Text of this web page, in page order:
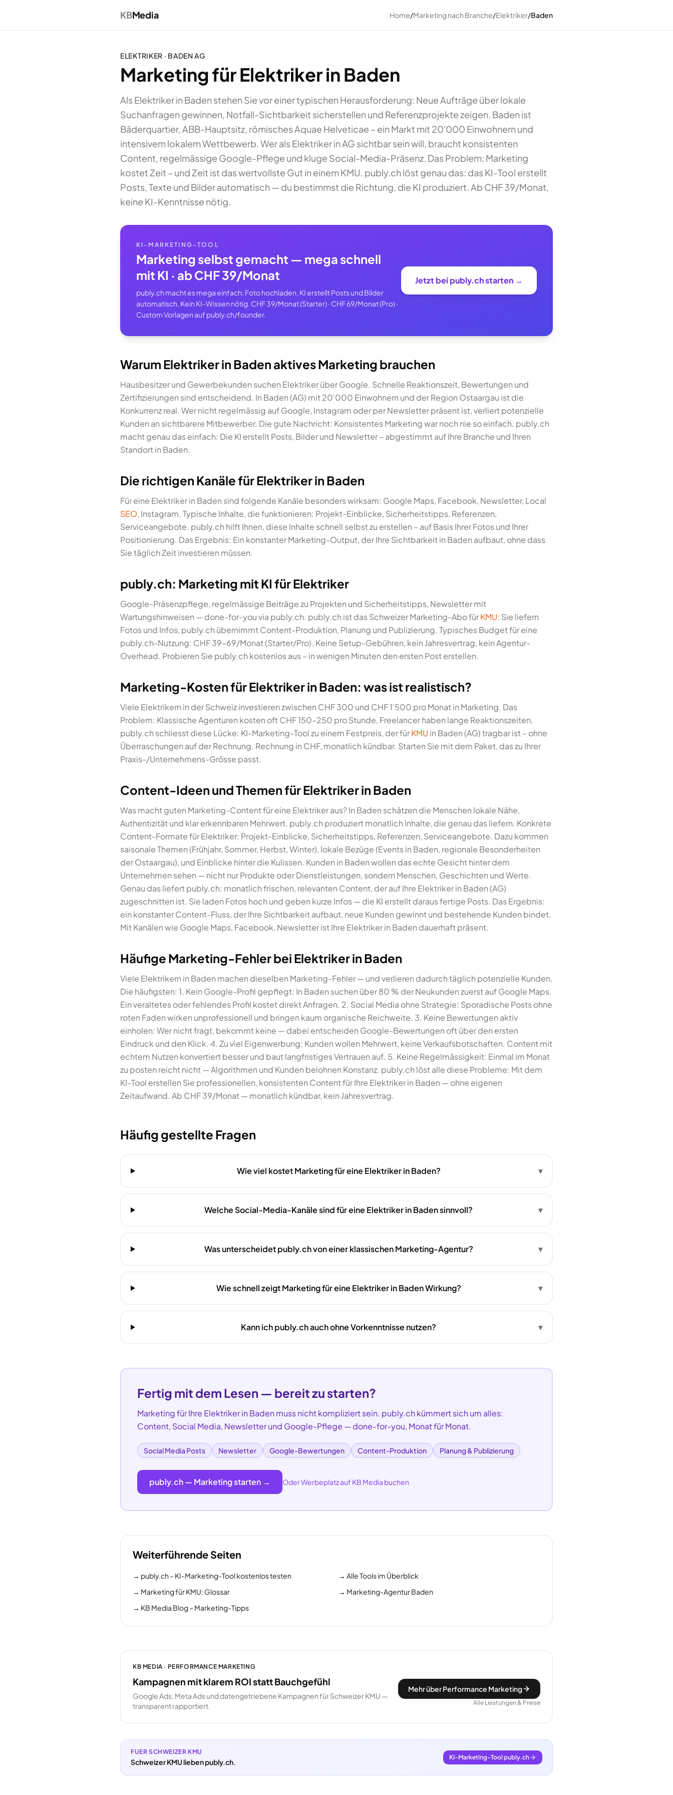
KBMedia Home/Marketing nach Branche/Elektriker/Baden
ELEKTRIKER · BADENAG
Marketing für Elektriker in Baden
Als Elektriker in Baden stehen Sie vor einer typischen Herausforderung: Neue Aufträge über lokale
Suchanfragen gewinnen, Notfall-Sichtbarkeit sicherstellen und Referenzprojekte zeigen. Baden ist
Bäderquartier, ABB-Hauptsitz, römisches Aquae Helveticae – ein Markt mit 20'000 Einwohnern und
intensivem lokalem Wettbewerb. Wer als Elektriker in AG sichtbar sein will, braucht konsistenten
Content, regelmässige Google-Pflege und kluge Social-Media-Präsenz. Das Problem: Marketing
kostet Zeit – und Zeit ist das wertvollste Gut in einem KMU. publy.ch löst genau das: das KI-Tool erstellt
Posts, Texte und Bilder automatisch — du bestimmst die Richtung, die KI produziert. Ab CHF 39/Monat,
keine KI-Kenntnisse nötig.
KI-MARKETING-TOOL
Marketing selbst gemacht — mega schnell
mit KI · ab CHF 39/Monat
publy.ch macht es mega einfach: Foto hochladen, KI erstellt Posts und Bilder
automatisch. Kein KI-Wissen nötig. CHF 39/Monat (Starter) · CHF 69/Monat (Pro) ·
Custom Vorlagen auf publy.ch/founder.
Jetzt bei publy.ch starten →
Warum Elektriker in Baden aktives Marketing brauchen
Hausbesitzer und Gewerbekunden suchen Elektriker über Google. Schnelle Reaktionszeit, Bewertungen und
Zertifizierungen sind entscheidend. In Baden (AG) mit 20'000 Einwohnern und der Region Ostaargau ist die
Konkurrenz real. Wer nicht regelmässig auf Google, Instagram oder per Newsletter präsent ist, verliert potenzielle
Kunden an sichtbarere Mitbewerber. Die gute Nachricht: Konsistentes Marketing war noch nie so einfach. publy.ch
macht genau das einfach: Die KI erstellt Posts, Bilder und Newsletter – abgestimmt auf Ihre Branche und Ihren
Standort in Baden.
Die richtigen Kanäle für Elektriker in Baden
Für eine Elektriker in Baden sind folgende Kanäle besonders wirksam: Google Maps, Facebook, Newsletter, Local
SEO, Instagram. Typische Inhalte, die funktionieren: Projekt-Einblicke, Sicherheitstipps, Referenzen,
Serviceangebote. publy.ch hilft Ihnen, diese Inhalte schnell selbst zu erstellen – auf Basis Ihrer Fotos und Ihrer
Positionierung. Das Ergebnis: Ein konstanter Marketing-Output, der Ihre Sichtbarkeit in Baden aufbaut, ohne dass
Sie täglich Zeit investieren müssen.
publy.ch: Marketing mit KI für Elektriker
Google-Präsenzpflege, regelmässige Beiträge zu Projekten und Sicherheitstipps, Newsletter mit
Wartungshinweisen — done-for-you via publy.ch. publy.ch ist das Schweizer Marketing-Abo fürKMU: Sie liefern
Fotos und Infos, publy.ch übernimmt Content-Produktion, Planung und Publizierung. Typisches Budget für eine
publy.ch-Nutzung: CHF 39–69/Monat (Starter/Pro). Keine Setup-Gebühren, kein Jahresvertrag, kein Agentur-
Overhead. Probieren Sie publy.ch kostenlos aus – in wenigen Minuten den ersten Post erstellen.
Marketing-Kosten für Elektriker in Baden: was ist realistisch?
Viele Elektrikern in der Schweiz investieren zwischen CHF 300 und CHF 1'500 pro Monat in Marketing. Das
Problem: Klassische Agenturen kosten oft CHF 150–250 pro Stunde, Freelancer haben lange Reaktionszeiten.
publy.ch schliesst diese Lücke: KI-Marketing-Tool zu einem Festpreis, der fürKMU in Baden (AG) tragbar ist – ohne
Überraschungen auf der Rechnung. Rechnung in CHF, monatlich kündbar. Starten Sie mit dem Paket, das zu Ihrer
Praxis-/Unternehmens-Grösse passt.
Content-Ideen und Themen für Elektriker in Baden
Was macht guten Marketing-Content für eine Elektriker aus? In Baden schätzen die Menschen lokale Nähe,
Authentizität und klar erkennbaren Mehrwert. publy.ch produziert monatlich Inhalte, die genau das liefern. Konkrete
Content-Formate für Elektriker: Projekt-Einblicke, Sicherheitstipps, Referenzen, Serviceangebote. Dazu kommen
saisonale Themen (Frühjahr, Sommer, Herbst, Winter), lokale Bezüge (Events in Baden, regionale Besonderheiten
der Ostaargau), und Einblicke hinter die Kulissen. Kunden in Baden wollen das echte Gesicht hinter dem
Unternehmen sehen — nicht nur Produkte oder Dienstleistungen, sondern Menschen, Geschichten und Werte.
Genau das liefert publy.ch: monatlich frischen, relevanten Content, der auf Ihre Elektriker in Baden (AG)
zugeschnitten ist. Sie laden Fotos hoch und geben kurze Infos — die KI erstellt daraus fertige Posts. Das Ergebnis:
ein konstanter Content-Fluss, der Ihre Sichtbarkeit aufbaut, neue Kunden gewinnt und bestehende Kunden bindet.
Mit Kanälen wie Google Maps, Facebook, Newsletter ist Ihre Elektriker in Baden dauerhaft präsent.
Häufige Marketing-Fehler bei Elektriker in Baden
Viele Elektrikern in Baden machen dieselben Marketing-Fehler — und verlieren dadurch täglich potenzielle Kunden.
Die häufigsten: 1. Kein Google-Profil gepflegt: In Baden suchen über 80 % der Neukunden zuerst auf Google Maps.
Ein veraltetes oder fehlendes Profil kostet direkt Anfragen. 2. Social Media ohne Strategie: Sporadische Posts ohne
roten Faden wirken unprofessionell und bringen kaum organische Reichweite. 3. Keine Bewertungen aktiv
einholen: Wer nicht fragt, bekommt keine — dabei entscheiden Google-Bewertungen oft über den ersten
Eindruck und den Klick. 4. Zu viel Eigenwerbung: Kunden wollen Mehrwert, keine Verkaufsbotschaften. Content mit
echtem Nutzen konvertiert besser und baut langfristiges Vertrauen auf. 5. Keine Regelmässigkeit: Einmal im Monat
zu posten reicht nicht — Algorithmen und Kunden belohnen Konstanz. publy.ch löst alle diese Probleme: Mit dem
KI-Tool erstellen Sie professionellen, konsistenten Content für Ihre Elektriker in Baden — ohne eigenen
Zeitaufwand. Ab CHF 39/Monat — monatlich kündbar, kein Jahresvertrag.
Häufig gestellte Fragen
Wie viel kostet Marketing für eine Elektriker in Baden? ▾
Welche Social-Media-Kanäle sind für eine Elektriker in Baden sinnvoll? ▾
Was unterscheidet publy.ch von einer klassischen Marketing-Agentur? ▾
Wie schnell zeigt Marketing für eine Elektriker in Baden Wirkung? ▾
Kann ich publy.ch auch ohne Vorkenntnisse nutzen? ▾
Fertig mit dem Lesen — bereit zu starten?
Marketing für Ihre ElektrikerinBadenmuss nicht kompliziert sein. publy.ch kümmert sich um alles:
Content, Social Media, Newsletter und Google-Pflege — done-for-you, Monat für Monat.
Social Media Posts Newsletter Google-Bewertungen Content-Produktion Planung & Publizierung
publy.ch — Marketing starten → Oder Werbeplatz auf KB Media buchen
Weiterführende Seiten
→ publy.ch – KI-Marketing-Tool kostenlos testen → Alle Tools im Überblick
→ Marketing für KMU: Glossar → Marketing-Agentur Baden
→ KB Media Blog – Marketing-Tipps
KB MEDIA · PERFORMANCE MARKETING
Kampagnen mit klarem ROI statt Bauchgefühl
Google Ads, Meta Ads und datengetriebene Kampagnen für Schweizer KMU —
transparent rapportiert.
Mehr über Performance Marketing
Alle Leistungen & Preise
FUER SCHWEIZER KMU
Schweizer KMU lieben publy.ch.
KI-Marketing-Tool publy.ch